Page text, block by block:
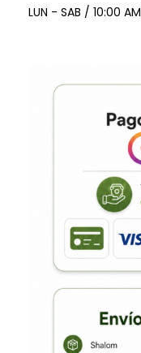
LUN - SAB / 10:00